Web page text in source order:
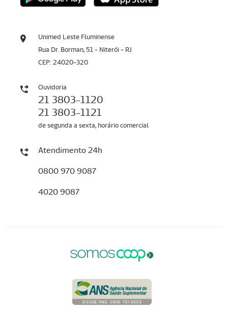
Unimed Leste Fluminense
Rua Dr. Borman, 51 - Niterói - RJ
CEP: 24020-320
Ouvidoria
21 3803-1120
21 3803-1121
de segunda a sexta, horário comercial
Atendimento 24h
0800 970 9087
4020 9087